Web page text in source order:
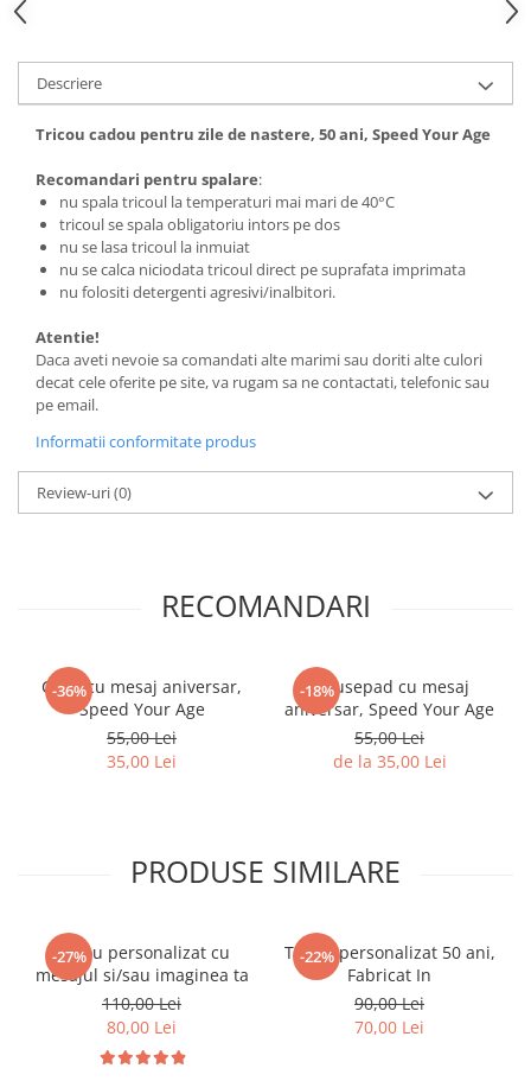
Tricouri biciclisti BMX
Tricouri skateboard
Tricouri yoga
Descriere
Tricou cadou pentru zile de nastere, 50 ani, Speed Your Age
Recomandari pentru spalare:
nu spala tricoul la temperaturi mai mari de 40°C
tricoul se spala obligatoriu intors pe dos
nu se lasa tricoul la inmuiat
nu se calca niciodata tricoul direct pe suprafata imprimata
nu folositi detergenti agresivi/inalbitori.
Atentie!
Daca aveti nevoie sa comandati alte marimi sau doriti alte culori
decat cele oferite pe site, va rugam sa ne contactati, telefonic sau
pe email.
Informatii conformitate produs
Review-uri(0)
RECOMANDARI
-36%
Cana cu mesaj aniversar,
Speed Your Age
55,00 Lei
35,00 Lei
-18%
Mousepad cu mesaj
aniversar, Speed Your Age
55,00 Lei
de la 35,00 Lei
PRODUSE SIMILARE
-27%
Tricou personalizat cu
mesajul si/sau imaginea ta
110,00 Lei
80,00 Lei
-22%
Tricou personalizat 50 ani,
Fabricat In
90,00 Lei
70,00 Lei